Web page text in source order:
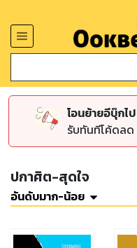
โอนย้ายอีบุ๊กไ
รับทันทีโค้ดลด
ปกาศิต-สุดใจ
อันดับมาก-น้อย